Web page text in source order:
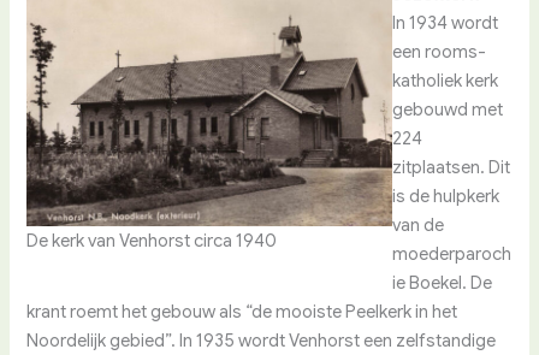
De kerk van Venhorst circa 1940
In 1934 wordt
een rooms-
katholiek kerk
gebouwd met
224
zitplaatsen. Dit
is de hulpkerk
van de
moederparoch
ie Boekel. De
krant roemt het gebouw als “de mooiste Peelkerk in het
Noordelijk gebied”. In 1935 wordt Venhorst een zelfstandige